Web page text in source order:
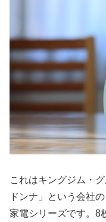
これはキングジム・
ドンナ」という会社
家電シリーズです。8